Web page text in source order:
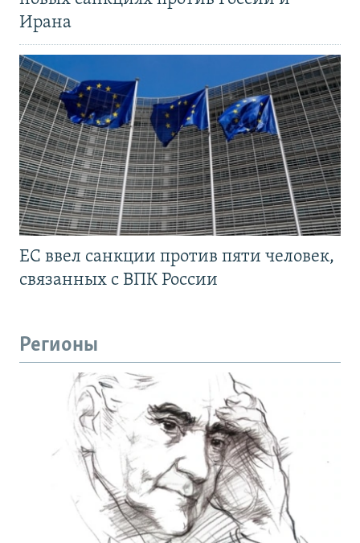
Ирана
ЕС ввел санкции против пяти человек,
связанных с ВПК России
Регионы